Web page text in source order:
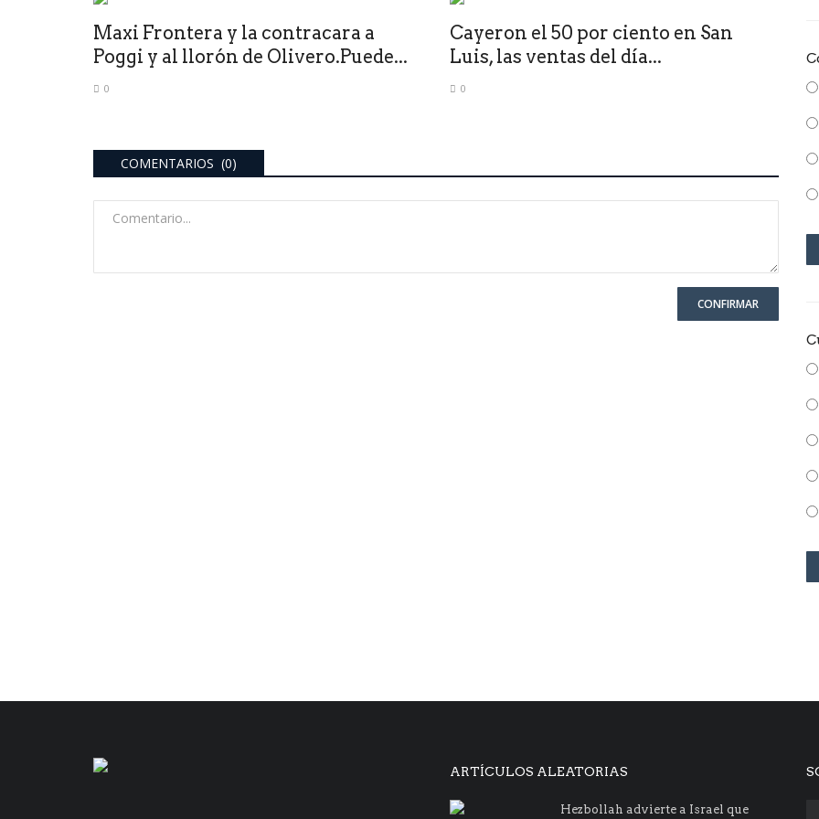
Maxi Frontera y la contracara a
Poggi y al llorón de Olivero.Puede...
0
Cayeron el 50 por ciento en San
Luis, las ventas del día...
0
COMENTARIOS (0)
CONFIRMAR
ARTÍCULOS ALEATORIAS
Hezbollah advierte a Israel que